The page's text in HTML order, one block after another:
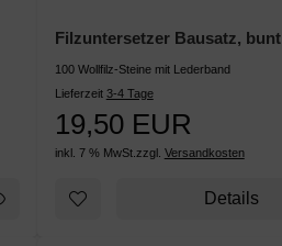
Filzuntersetzer Bausatz, bunt
100 Wollfilz-Steine mit Lederband
Lieferzeit 3-4 Tage
19,50 EUR
inkl. 7 % MwSt. zzgl. Versandkosten
Details